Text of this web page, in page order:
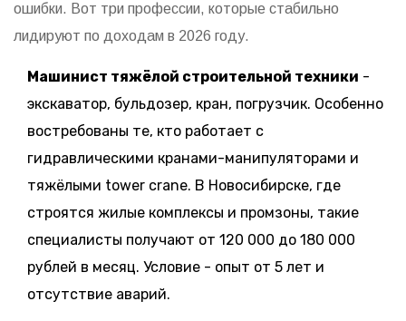
ошибки. Вот три профессии, которые стабильно
лидируют по доходам в 2026 году.
Машинист тяжёлой строительной техники -
экскаватор, бульдозер, кран, погрузчик. Особенно
востребованы те, кто работает с
гидравлическими кранами-манипуляторами и
тяжёлыми tower crane. В Новосибирске, где
строятся жилые комплексы и промзоны, такие
специалисты получают от 120 000 до 180 000
рублей в месяц. Условие - опыт от 5 лет и
отсутствие аварий.